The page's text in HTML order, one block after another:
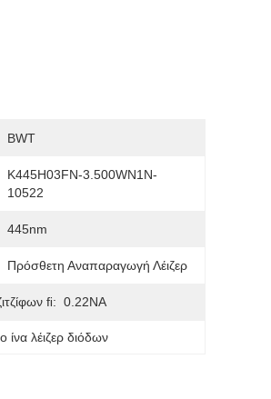
BWT
K445H03FN-3.500WN1N-
10522
445nm
Πρόσθετη Αναπαραγωγή Λέιζερ
FI: 0.22NA
ίνα λέιζερ διόδων